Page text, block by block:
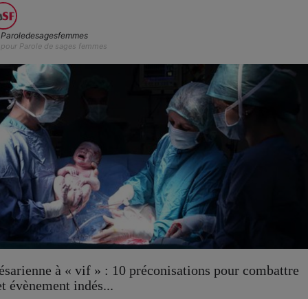
Paroledesagesfemmes
pour Parole de sages femmes
à « vif » : 10 préconisations pour combattre
évènement indés...